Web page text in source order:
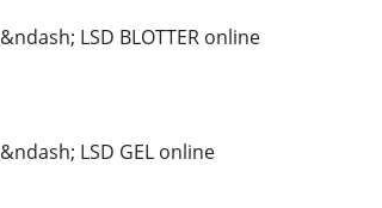
&ndash; LSD BLOTTER online
&ndash; LSD GEL online